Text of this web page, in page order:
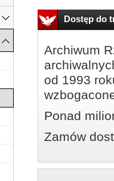
Dostęp do
Archiwum
od 1993
Ponad
Zamów